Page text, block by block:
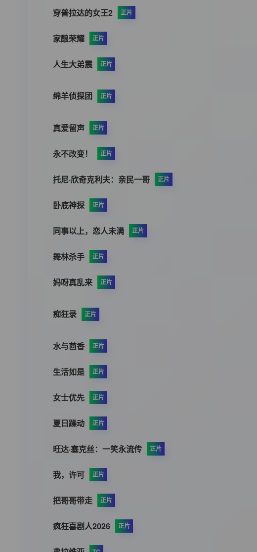
穿普拉达的女王2 正片
家酿荣耀 正片
人生大弟震 正片
绵羊侦探团 正片
真爱留声 正片
永不改变！ 正片
托尼·欣奇克利夫：亲民一哥 正片
卧底神探 正片
同事以上，恋人未满 正片
舞林杀手 正片
妈呀真乱来 正片
痴狂录 正片
水与茴香 正片
生活如是 正片
女士优先 正片
夏日躁动 正片
旺达·塞克丝：一笑永流传 正片
我，许可 正片
把哥哥带走 正片
疯狂喜剧人2026 正片